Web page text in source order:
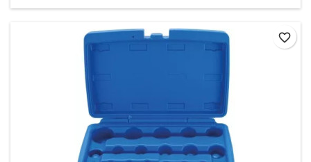
favorite_border